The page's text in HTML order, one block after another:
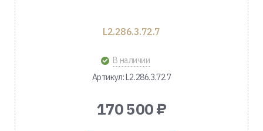
L2.286.3.72.7
В наличии
Артикул: L2.286.3.72.7
170 500 ₽